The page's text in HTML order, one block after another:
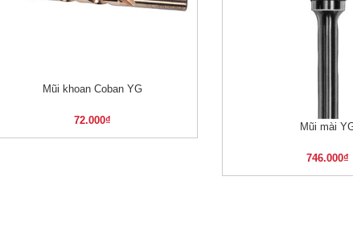
XEM NHANH
Mũi khoan Coban YG
72.000₫
XEM
Mũi mài
746.000₫